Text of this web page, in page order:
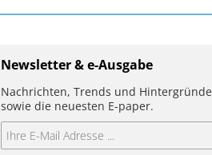
Newsletter & e-Ausgabe
Nachrichten, Trends und Hintergründe
sowie die neuesten E-paper.